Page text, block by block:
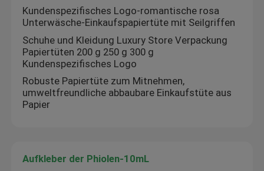
Kundenspezifisches Logo-romantische rosa
Unterwäsche-Einkaufspapiertüte mit Seilgriffen
Schuhe und Kleidung Luxury Store Verpackung
Papiertüten 200 g 250 g 300 g
Kundenspezifisches Logo
Robuste Papiertüte zum Mitnehmen,
umweltfreundliche abbaubare Einkaufstüte aus
Papier
Aufkleber der Phiolen-10mL